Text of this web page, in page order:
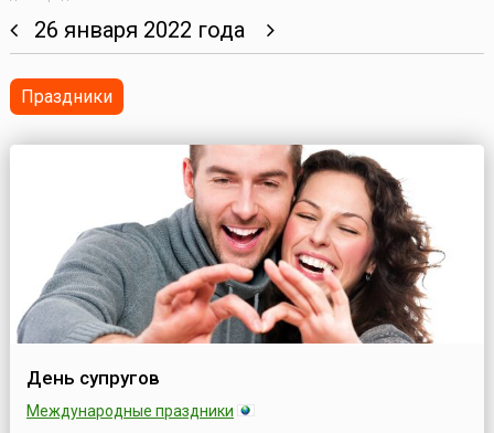
26 января 2022 года
Праздники
День супругов
Международные праздники